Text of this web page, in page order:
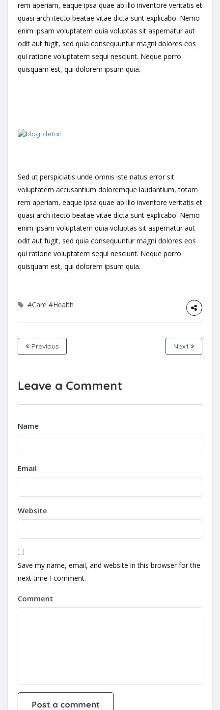
rem aperiam, eaque ipsa quae ab illo inventore veritatis et
quasi arch itecto beatae vitae dicta sunt explicabo. Nemo
enim ipsam voluptatem quia voluptas sit aspernatur aut
odit aut fugit, sed quia consequuntur magni dolores eos
qui ratione voluptatem sequi nesciunt. Neque porro
quisquam est, qui dolorem ipsum quia.
Sed ut perspiciatis unde omnis iste natus error sit
voluptatem accusantium doloremque laudantium, totam
rem aperiam, eaque ipsa quae ab illo inventore veritatis et
quasi arch itecto beatae vitae dicta sunt explicabo. Nemo
enim ipsam voluptatem quia voluptas sit aspernatur aut
odit aut fugit, sed quia consequuntur magni dolores eos
qui ratione voluptatem sequi nesciunt. Neque porro
quisquam est, qui dolorem ipsum quia.
#Care #Health
Previous Next
Leave a Comment
Name
Email
Website
Save my name, email, and website in this browser for the
next time I comment.
Comment